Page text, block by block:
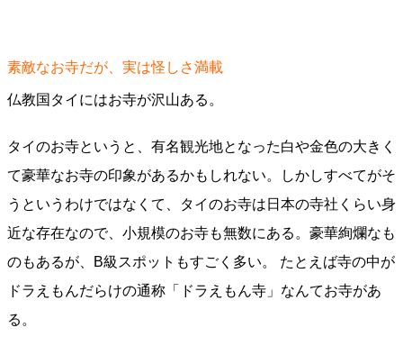
素敵なお寺だが、実は怪しさ満載
仏教国タイにはお寺が沢山ある。
タイのお寺というと、有名観光地となった白や金色の大きく
て豪華なお寺の印象があるかもしれない。しかしすべてがそ
うというわけではなくて、タイのお寺は日本の寺社くらい身
近な存在なので、小規模のお寺も無数にある。豪華絢爛なも
のもあるが、B級スポットもすごく多い。 たとえば寺の中が
ドラえもんだらけの通称「ドラえもん寺」なんてお寺があ
る。